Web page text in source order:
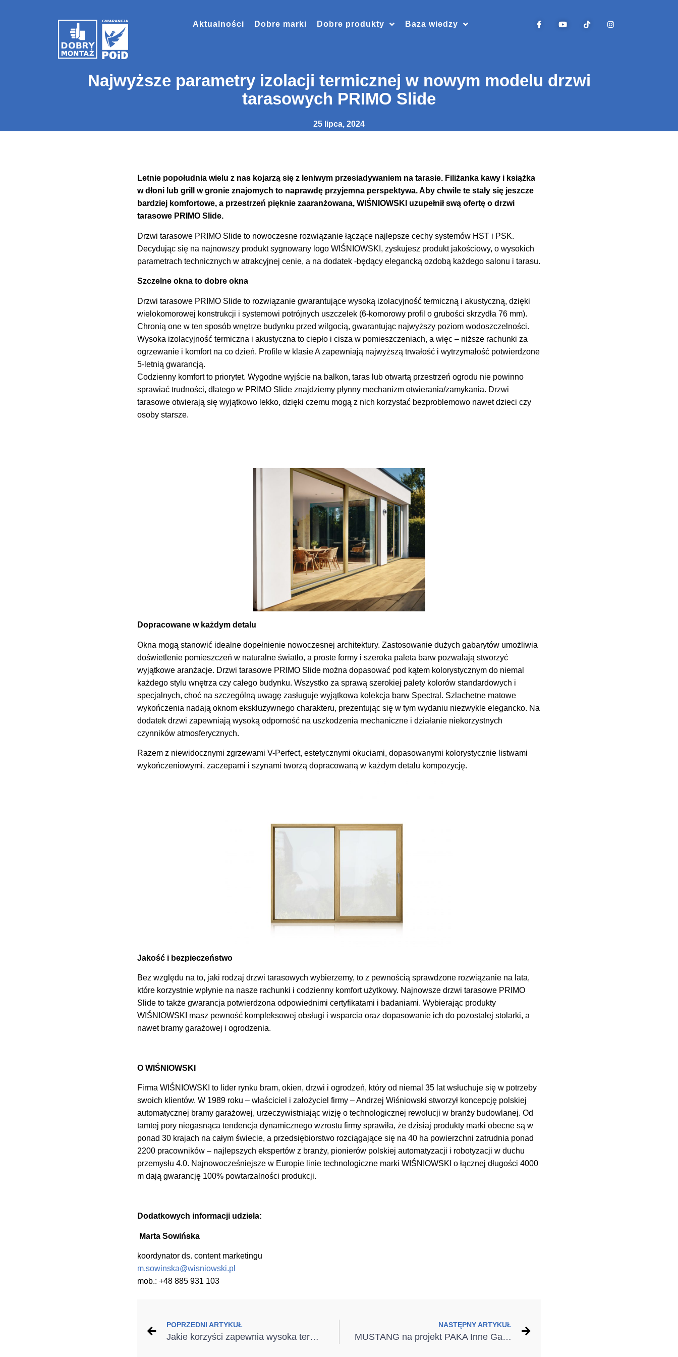
Aktualności Dobre marki Dobre produkty Baza wiedzy
Najwyższe parametry izolacji termicznej w nowym modelu drzwi
tarasowych PRIMO Slide
25 lipca, 2024
Letnie popołudnia wielu z nas kojarzą się z leniwym przesiadywaniem na tarasie. Filiżanka kawy i książka
w dłoni lub grill w gronie znajomych to naprawdę przyjemna perspektywa. Aby chwile te stały się jeszcze
bardziej komfortowe, a przestrzeń pięknie zaaranżowana, WIŚNIOWSKI uzupełnił swą ofertę o drzwi
tarasowe PRIMO Slide.
Drzwi tarasowe PRIMO Slide to nowoczesne rozwiązanie łączące najlepsze cechy systemów HST i PSK.
Decydując się na najnowszy produkt sygnowany logo WIŚNIOWSKI, zyskujesz produkt jakościowy, o wysokich
parametrach technicznych w atrakcyjnej cenie, a na dodatek -będący elegancką ozdobą każdego salonu i tarasu.
Szczelne okna to dobre okna
Drzwi tarasowe PRIMO Slide to rozwiązanie gwarantujące wysoką izolacyjność termiczną i akustyczną, dzięki
wielokomorowej konstrukcji i systemowi potrójnych uszczelek (6-komorowy profil o grubości skrzydła 76 mm).
Chronią one w ten sposób wnętrze budynku przed wilgocią, gwarantując najwyższy poziom wodoszczelności.
Wysoka izolacyjność termiczna i akustyczna to ciepło i cisza w pomieszczeniach, a więc – niższe rachunki za
ogrzewanie i komfort na co dzień. Profile w klasie A zapewniają najwyższą trwałość i wytrzymałość potwierdzone
5-letnią gwarancją.
Codzienny komfort to priorytet. Wygodne wyjście na balkon, taras lub otwartą przestrzeń ogrodu nie powinno
sprawiać trudności, dlatego w PRIMO Slide znajdziemy płynny mechanizm otwierania/zamykania. Drzwi
tarasowe otwierają się wyjątkowo lekko, dzięki czemu mogą z nich korzystać bezproblemowo nawet dzieci czy
osoby starsze.
Dopracowane w każdym detalu
Okna mogą stanowić idealne dopełnienie nowoczesnej architektury. Zastosowanie dużych gabarytów umożliwia
doświetlenie pomieszczeń w naturalne światło, a proste formy i szeroka paleta barw pozwalają stworzyć
wyjątkowe aranżacje. Drzwi tarasowe PRIMO Slide można dopasować pod kątem kolorystycznym do niemal
każdego stylu wnętrza czy całego budynku. Wszystko za sprawą szerokiej palety kolorów standardowych i
specjalnych, choć na szczególną uwagę zasługuje wyjątkowa kolekcja barw Spectral. Szlachetne matowe
wykończenia nadają oknom ekskluzywnego charakteru, prezentując się w tym wydaniu niezwykle elegancko. Na
dodatek drzwi zapewniają wysoką odporność na uszkodzenia mechaniczne i działanie niekorzystnych
czynników atmosferycznych.
Razem z niewidocznymi zgrzewami V-Perfect, estetycznymi okuciami, dopasowanymi kolorystycznie listwami
wykończeniowymi, zaczepami i szynami tworzą dopracowaną w każdym detalu kompozycję.
Jakość i bezpieczeństwo
Bez względu na to, jaki rodzaj drzwi tarasowych wybierzemy, to z pewnością sprawdzone rozwiązanie na lata,
które korzystnie wpłynie na nasze rachunki i codzienny komfort użytkowy. Najnowsze drzwi tarasowe PRIMO
Slide to także gwarancja potwierdzona odpowiednimi certyfikatami i badaniami. Wybierając produkty
WIŚNIOWSKI masz pewność kompleksowej obsługi i wsparcia oraz dopasowanie ich do pozostałej stolarki, a
nawet bramy garażowej i ogrodzenia.
O WIŚNIOWSKI
Firma WIŚNIOWSKI to lider rynku bram, okien, drzwi i ogrodzeń, który od niemal 35 lat wsłuchuje się w potrzeby
swoich klientów. W 1989 roku – właściciel i założyciel firmy – Andrzej Wiśniowski stworzył koncepcję polskiej
automatycznej bramy garażowej, urzeczywistniając wizję o technologicznej rewolucji w branży budowlanej. Od
tamtej pory niegasnąca tendencja dynamicznego wzrostu firmy sprawiła, że dzisiaj produkty marki obecne są w
ponad 30 krajach na całym świecie, a przedsiębiorstwo rozciągające się na 40 ha powierzchni zatrudnia ponad
2200 pracowników – najlepszych ekspertów z branży, pionierów polskiej automatyzacji i robotyzacji w duchu
przemysłu 4.0. Najnowocześniejsze w Europie linie technologiczne marki WIŚNIOWSKI o łącznej długości 4000
m dają gwarancję 100% powtarzalności produkcji.
Dodatkowych informacji udziela:
Marta Sowińska
koordynator ds. content marketingu
m.sowinska@wisniowski.pl
mob.: +48 885 931 103
POPRZEDNI ARTYKUŁ
Jakie korzyści zapewnia wysoka termoizolacyjność drzwi
NASTĘPNY ARTYKUŁ
MUSTANG na projekt PAKA Inne Garowanie Fundacji im. Ks. Kaczkowskiego